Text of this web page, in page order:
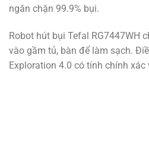
ngăn chặn 99.9% bụi.
Robot hút bụi Tefal RG7447WH
vào gầm tủ, bàn để làm sạch.
Exploration 4.0 có tính chính xác